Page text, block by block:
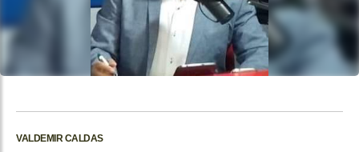
VALDEMIR CALDAS